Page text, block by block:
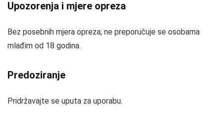
Upozorenja i mjere opreza
Bez posebnih mjera opreza; ne preporučuje se osobama
mlađim od 18 godina.
Predoziranje
Pridržavajte se uputa za uporabu.